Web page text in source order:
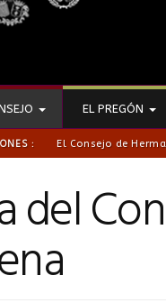
EL PREGÓN
: El Consejo de
del